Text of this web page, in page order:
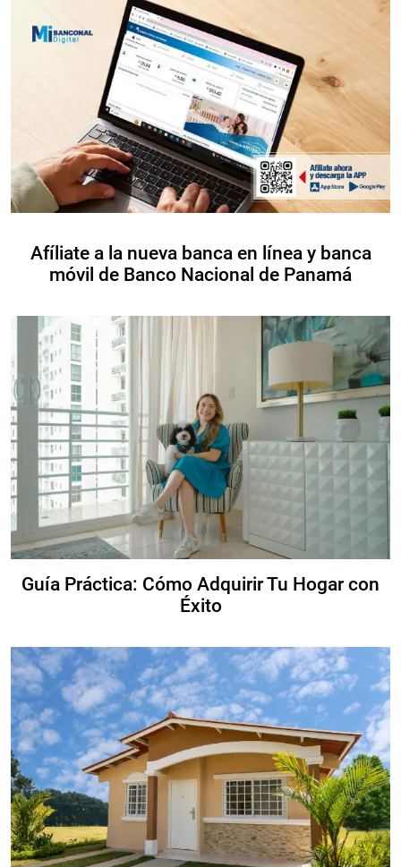
Afíliate a la nueva banca en línea y banca
móvil de Banco Nacional de Panamá
Guía Práctica: Cómo Adquirir Tu Hogar con
Éxito